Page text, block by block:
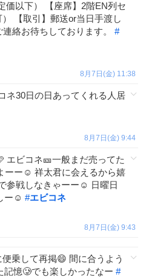
価以下） 【座席】2階EN列セ
【取引】郵送or当日手渡し
絡お待ちしております。 #
8月7日(金) 11:38
ネ30日の日あってくれる人居
8月7日(金) 9:44
エビコネ🎫一般まだ売ってた
ーー☺ 祥太君に会えるから嬉
参戦しなきゃーー☺ 日曜日
ー☺ #エビコネ
8月7日(金) 9:43
乗して再掲😄 間に合うよう
記憶🥲でも楽しかったなー #